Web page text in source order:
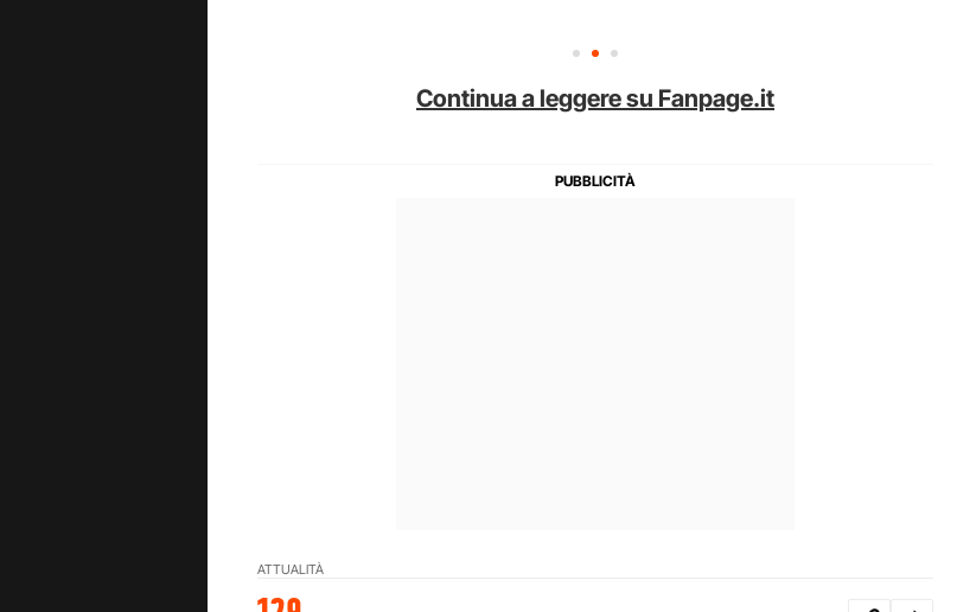
Continua a leggere su Fanpage.it
ATTUALITÀ